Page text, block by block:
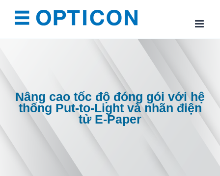
content
Nâng cao tốc độ đóng gói với hệ
thống Put-to-Light và nhãn điện
tử E-Paper